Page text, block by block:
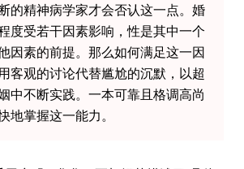
的精神病学家才会否认这一点。婚
度受若干因素影响，性是其中一个
因素的前提。那么如何满足这一因
客观的讨论代替尴尬的沉默，以超
中不断实践。一本可靠且格调高尚
地掌握这一能力。